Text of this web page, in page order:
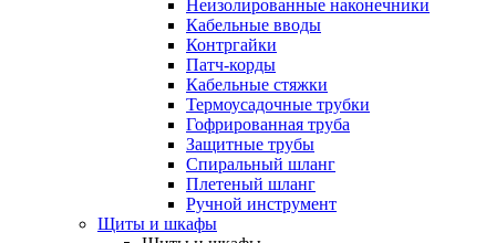
Неизолированные наконечники
Кабельные вводы
Контргайки
Патч-корды
Кабельные стяжки
Термоусадочные трубки
Гофрированная труба
Защитные трубы
Спиральный шланг
Плетеный шланг
Ручной инструмент
Щиты и шкафы